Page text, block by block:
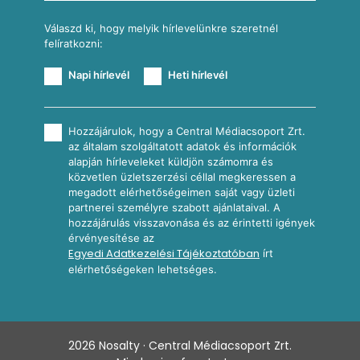
Válaszd ki, hogy melyik hírlevelünkre szeretnél
felíratkozni:
Napi hírlevél Heti hírlevél
Hozzájárulok, hogy a Central Médiacsoport Zrt.
az általam szolgáltatott adatok és információk
alapján hírleveleket küldjön számomra és
közvetlen üzletszerzési céllal megkeressen a
megadott elérhetőségeimen saját vagy üzleti
partnerei személyre szabott ajánlataival. A
hozzájárulás visszavonása és az érintetti igények
érvényesítése az
Egyedi Adatkezelési Tájékoztatóban írt
elérhetőségeken lehetséges.
2026 Nosalty · Central Médiacsoport Zrt.